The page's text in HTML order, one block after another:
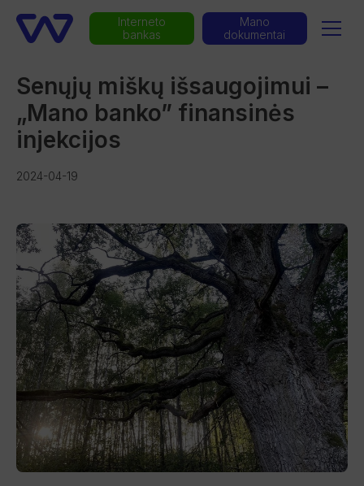
Interneto
bankas
Mano
dokumentai
Senųjų miškų išsaugojimui –
„Mano banko” finansinės
injekcijos
2024-04-19